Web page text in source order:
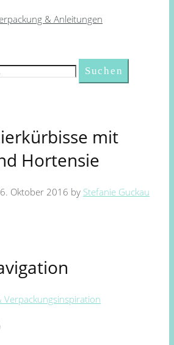
& Anleitungen
mit
Hortensie
Oktober 2016 by Stefanie Guckau
Verpackungsinspiration